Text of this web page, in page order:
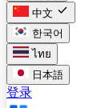
中文 check
한국어
ไทย
日本語
登录